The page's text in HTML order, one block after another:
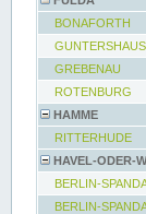
BONAFORTH
GREBENAU
ROTENBURG
HAMME
RITTERHUDE
HAVEL-ODER-
BERLIN-
BERLIN-